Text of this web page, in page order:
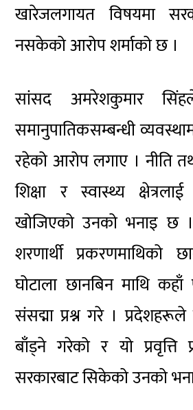
खारेजलगायत विषयमा
नसकेको आरोप शर्माको छ ।
सांसद अमरेशकुमार
समानुपातिकसम्बन्धी
रहेको आरोप लगाए । नीति
शिक्षा र स्वास्थ्य
खोजिएको उनको भनाइ छ
शरणार्थी प्रकरणमाथिको
घोटाला छानबिन माथि
संसद्मा प्रश्न गरे ।
बाँड्ने गरेको र यो
सरकारबाट सिकेको उनको